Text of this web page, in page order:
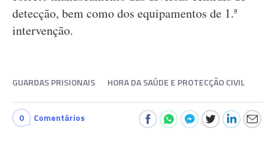
detecção, bem como dos equipamentos de 1.ª
intervenção.
GUARDAS PRISIONAIS HORA DA SAÚDE E PROTECÇÃO CIVIL
0 Comentários